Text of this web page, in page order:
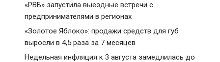
«РВБ» запустила выездные встречи с
предпринимателями в регионах
«Золотое Яблоко»: продажи средств для губ
выросли в 4,5 раза за 7 месяцев
Недельная инфляция к 3 августа замедлилась до